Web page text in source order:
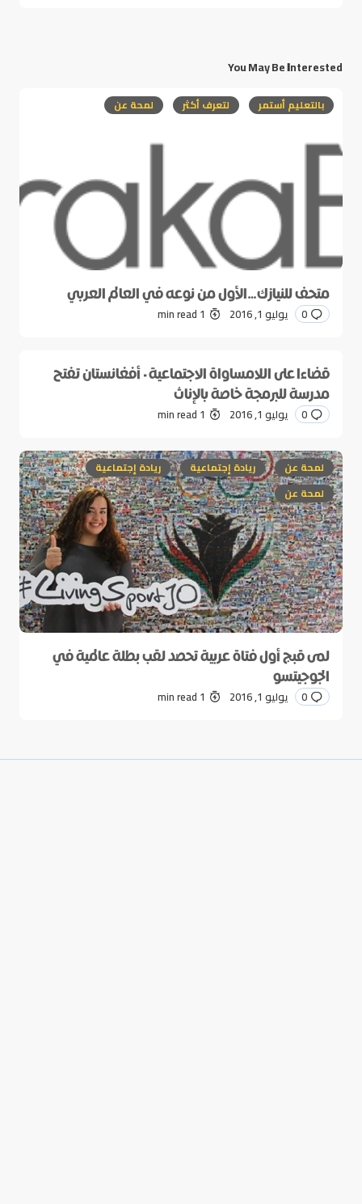
You May Be Interested
بالتعليم أستمر لتعرف أكثر لمحة عن
متحف للنيازك…الأول من نوعه في العالم العربي
0 يوليو 1, 2016 1 min read
قضاءا على اللامساواة الاجتماعية- أفغانستان تفتح
مدرسة للبرمجة خاصة بالإناث
0 يوليو 1, 2016 1 min read
لمحة عن ريادة إجتماعية
ريادة إجتماعية
لمحة عن
لمى قبج أول فتاة عربية تحصد لقب بطلة عالمية في
الجوجيتسو
0 يوليو 1, 2016 1 min read